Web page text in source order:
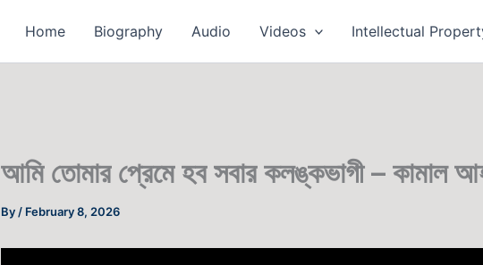
Home Biography Audio Videos Intellectual
আমি তোমার প্রেমে হব সবার কলঙ্কভাগী – কামাল
By / February 8, 2026